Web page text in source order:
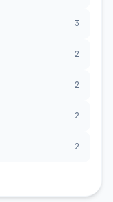
3
2
2
2
2